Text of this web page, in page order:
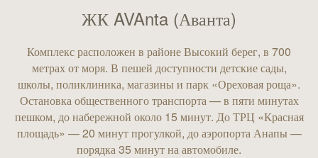
ЖК AVAnta (Аванта)
Комплекс расположен в районе Высокий берег, в 700
метрах от моря. В пешей доступности детские сады,
школы, поликлиника, магазины и парк «Ореховая роща».
Остановка общественного транспорта — в пяти минутах
пешком, до набережной около 15 минут. До ТРЦ «Красная
площадь» — 20 минут прогулкой, до аэропорта Анапы —
порядка 35 минут на автомобиле.